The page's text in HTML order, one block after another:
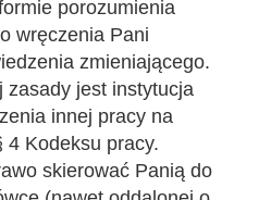
porozumienia
wręczenia Pani
zmieniającego.
zasady jest instytucja
innej pracy na
4 Kodeksu pracy.
skierować Panią do